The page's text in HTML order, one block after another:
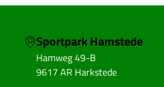
Sportpark Hamstede
Hamweg 49-B
9617 AR Harkstede